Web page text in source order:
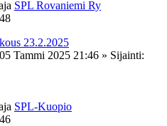
SPL Rovaniemi Ry
23.2.2025
05 Tammi 2025 21:46 » Sijainti:
SPL-Kuopio